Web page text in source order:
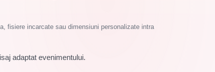
fisiere incarcate sau dimensiuni personalizate intra
adaptat evenimentului.